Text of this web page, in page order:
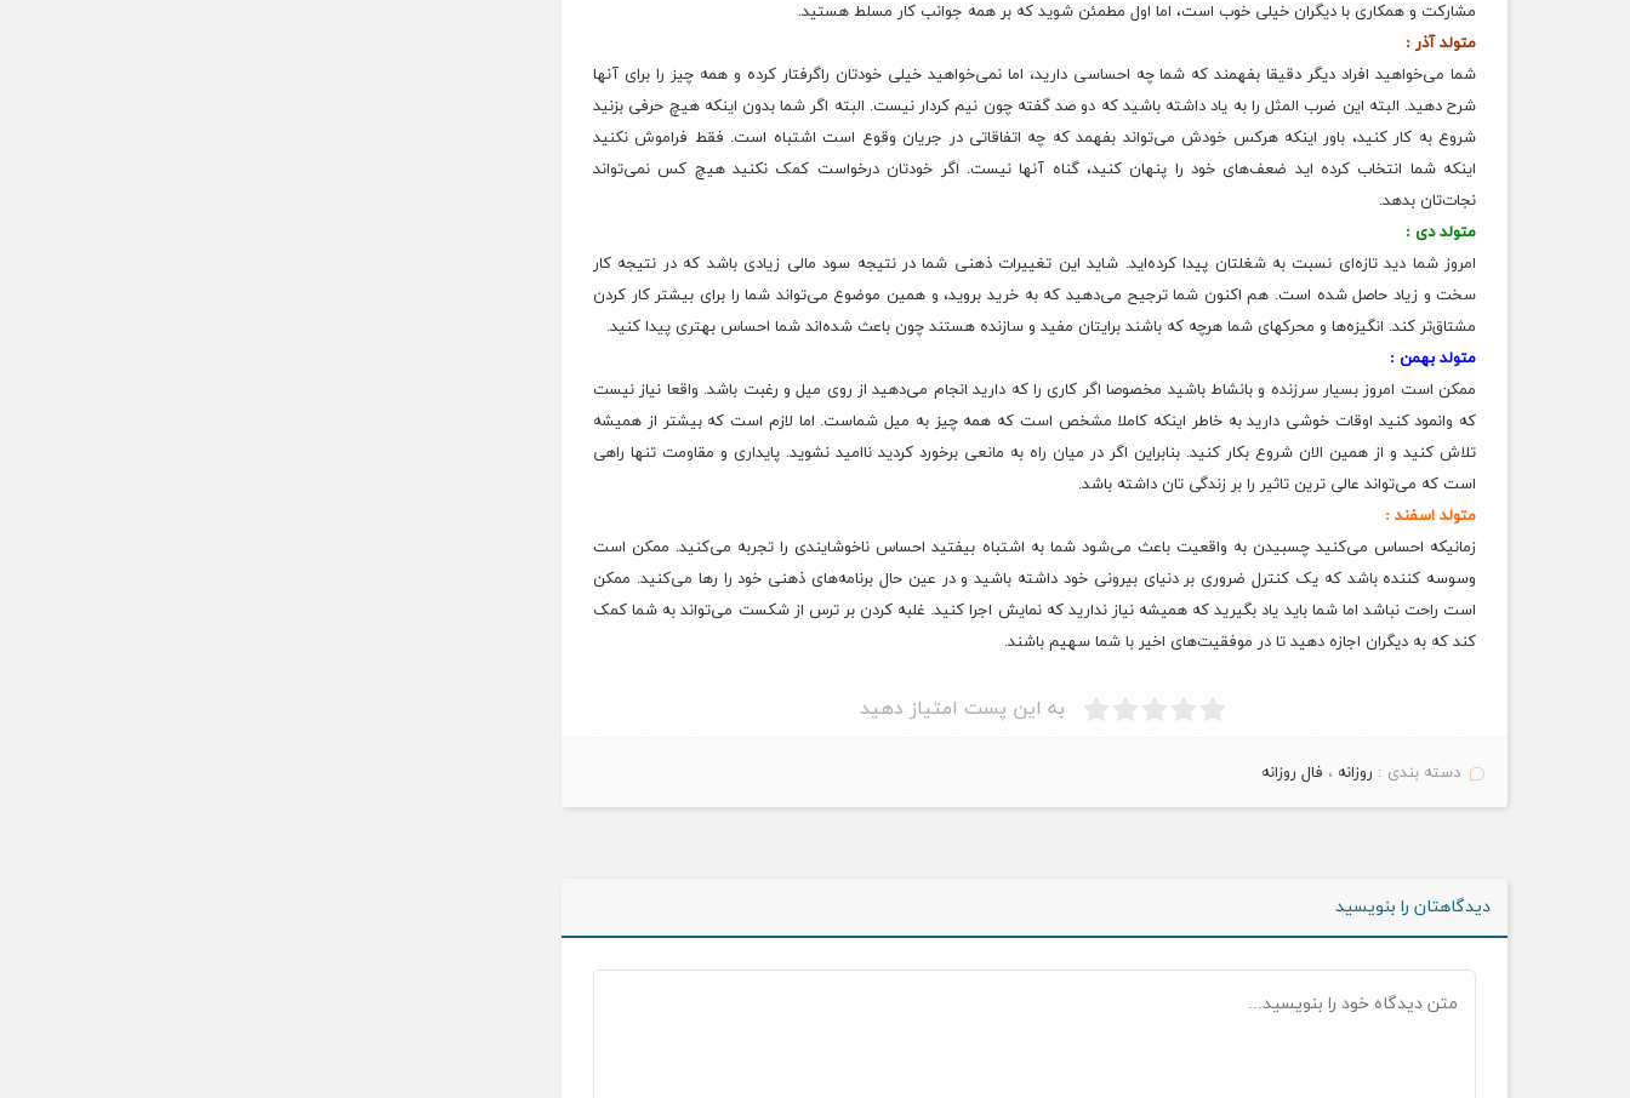
مشارکت و همکاری با دیگران خیلی خوب است،‌ اما اول مطمئن شوید که بر همه جوانب کار مسلط هستید.
متولد آذر :
شما می‌خواهید افراد دیگر دقیقا بفهمند که شما چه احساسی دارید، اما نمی‌خواهید خیلی خودتان راگرفتار کرده و همه چیز را برای آنها
شرح دهید. البته این ضرب المثل را به یاد داشته باشید که دو صد گفته چون نیم کردار نیست. البته اگر شما بدون اینکههیچ حرفی بزنید
شروع به کار کنید، باور اینکه هرکس خودش می‌تواند بفهمد که چه اتفاقاتی در جریان وقوع است اشتباه است. فقط فراموش نکنید
اینکه شما انتخاب کرده اید ضعف‌های خود را پنهان کنید، گناه آنها نیست. اگر خودتان درخواست کمک نکنید هیچ کس نمی‌تواند
نجات‌تان بدهد.
متولد دی :
امروز شما دید تازه‌ای نسبت به شغلتان پیدا کرده‌اید. شاید این تغییرات ذهنی شما در نتیجه سود مالی زیادی باشد که در نتیجه کار
سخت و زیاد حاصل شده است. هم اکنون شما ترجیح می‌دهید که به خرید بروید، و همین موضوع می‌تواند شما را برای بیشتر کار کردن
مشتاق‌تر کند. انگیزه‌ها و محرکهای شما هرچه که باشند برایتان مفید و سازنده هستند چون باعث شده‌اند شما احساس بهتری پیدا کنید.
متولد بهمن :
ممکن است امروز بسیار سرزنده و بانشاط باشید مخصوصا اگر کاری را که دارید انجام می‌دهید از روی میل و رغبت باشد. واقعا نیاز نیست
که وانمود کنید اوقات خوشی دارید به خاطر اینکه کاملا مشخص است که همه چیز به میل شماست. اما لازم است که بیشتر از همیشه
تلاش کنید و از همین الان شروع بکار کنید. بنابراین اگر در میان راه به مانعی برخورد کردید ناامید نشوید. پایداری و مقاومت تنها راهی
است که می‌تواند عالی ترین تاثیر را بر زندگی تان داشته باشد.
متولد اسفند :
زمانیکه احساس می‌کنید چسبیدن به واقعیت باعث می‌شود شما به اشتباه بیفتید احساس ناخوشایندی را تجربه می‌کنید. ممکن است
وسوسه کننده باشد که یک کنترل ضروری بر دنیای بیرونی خود داشته باشید و در عین حال برنامه‌های ذهنی خود را رها می‌کنید. ممکن
است راحت نباشد اما شما باید یاد بگیرید که همیشه نیاز ندارید که نمایش اجرا کنید. غلبه کردن بر ترس از شکست می‌تواند به شما کمک
کند که به دیگران اجازه دهید تا در موفقیت‌های اخیر با شما سهیم باشند.
به این پست امتیاز دهید
دسته بندی : روزانه ، فال روزانه
دیدگاهتان را بنویسید